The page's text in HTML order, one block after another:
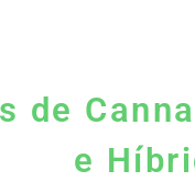
de
e